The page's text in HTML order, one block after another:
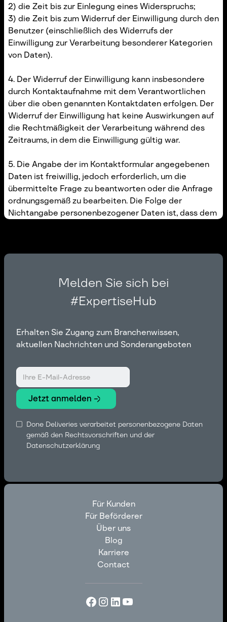
2) die Zeit bis zur Einlegung eines Widerspruchs;
3) die Zeit bis zum Widerruf der Einwilligung durch den
Benutzer (einschließlich des Widerrufs der
Einwilligung zur Verarbeitung besonderer Kategorien
von Daten).
4. Der Widerruf der Einwilligung kann insbesondere
durch Kontaktaufnahme mit dem Verantwortlichen
über die oben genannten Kontaktdaten erfolgen. Der
Widerruf der Einwilligung hat keine Auswirkungen auf
die Rechtmäßigkeit der Verarbeitung während des
Zeitraums, in dem die Einwilligung gültig war.
5. Die Angabe der im Kontaktformular angegebenen
Daten ist freiwillig, jedoch erforderlich, um die
übermittelte Frage zu beantworten oder die Anfrage
ordnungsgemäß zu bearbeiten. Die Folge der
Nichtangabe personenbezogener Daten ist, dass dem
Melden Sie sich bei
#ExpertiseHub
Erhalten Sie Zugang zum Branchenwissen,
aktuellen Nachrichten und Sonderangeboten
Done Deliveries verarbeitet personenbezogene Daten
gemäß den Rechtsvorschriften und der
Datenschutzerklärung
Für Kunden
Für Kunden
Für Beförderer
Für Beförderer
Über uns
Über uns
Blog
Blog
Karriere
Karriere
Contact